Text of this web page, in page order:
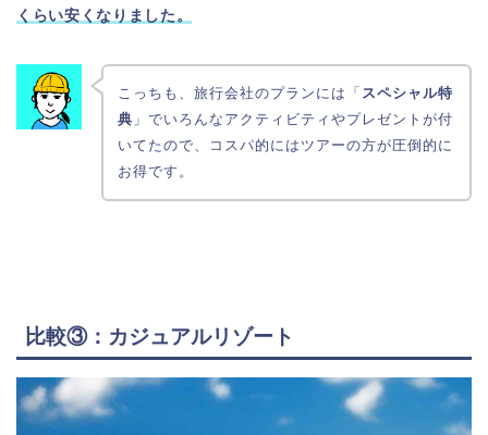
くらい安くなりました。
こっちも、旅行会社のプランには「 スペシャル特
典 」でいろんなアクティビティやプレゼントが付
いてたので、コスパ的にはツアーの方が圧倒的に
お得です。
比較③：カジュアルリゾート